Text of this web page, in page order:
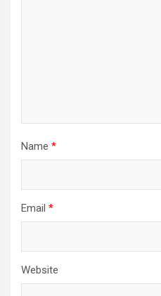
Name *
Email *
Website